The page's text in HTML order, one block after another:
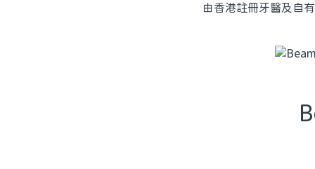
由香港註冊牙醫及自